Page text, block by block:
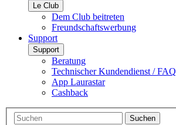
Le Club
Dem Club beitreten
Freundschaftswerbung
Support
Support
Beratung
Technischer Kundendienst / FAQ
App Laurastar
Cashback
Suchen